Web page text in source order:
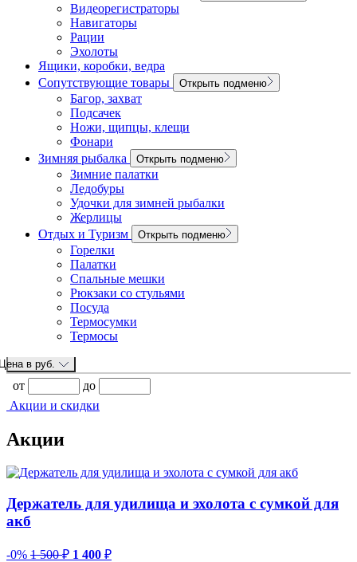
Видеорегистраторы
Навигаторы
Рации
Эхолоты
Ящики, коробки, ведра
Сопутствующие товары
Открыть подменю
Багор, захват
Подсачек
Ножи, щипцы, клещи
Фонари
Зимняя рыбалка
Открыть подменю
Зимние палатки
Ледобуры
Удочки для зимней рыбалки
Жерлицы
Отдых и Туризм
Открыть подменю
Горелки
Палатки
Спальные мешки
Рюкзаки со стульями
Посуда
Термосумки
Термосы
в руб.
от
до
Акции и скидки
Акции
Держатель для удилища и эхолота с сумкой для
акб
-0% 1 500₽ 1 400 ₽